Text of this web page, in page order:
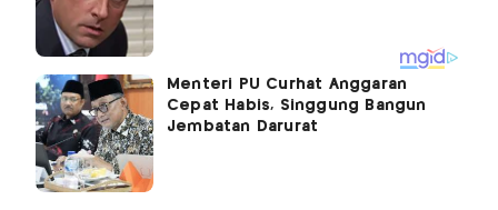
Menteri PU Curhat Anggaran
Cepat Habis, Singgung Bangun
Jembatan Darurat